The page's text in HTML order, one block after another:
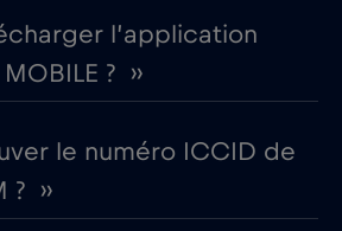
l’application
? ››
le numéro ICCID de
››